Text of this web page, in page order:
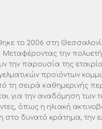
το 2006 στη
την
την παρουσία της
προϊόντων
σειρά καθημερινής
για την αναδόμηση των
όπως η ηλιακή
δυνατό κράτημα, την